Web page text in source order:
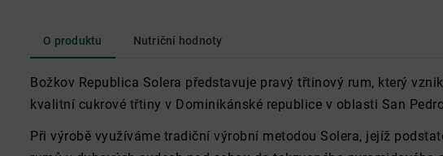
O produktu Nutriční hodnoty
Božkov Republica Solera představuje pravý třtinový rum, který
kvalitní cukrové třtiny v Dominikánské republice v oblasti San
Při výrobě využíváme tradiční výrobní metodou Solera, jejíž